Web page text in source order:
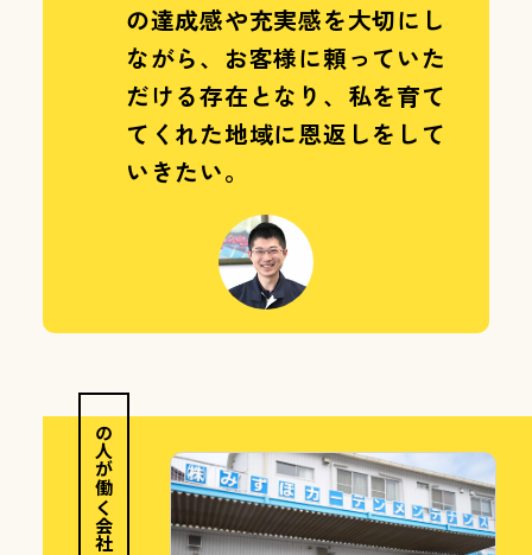
の達成感や充実感を大切にし
ながら、お客様に頼っていた
だける存在となり、私を育て
てくれた地域に恩返しをして
いきたい。
この人が働く会社